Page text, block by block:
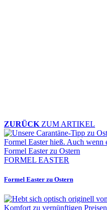
ZURÜCK ZUM ARTIKEL
FORMEL EASTER
Formel Easter zu Ostern